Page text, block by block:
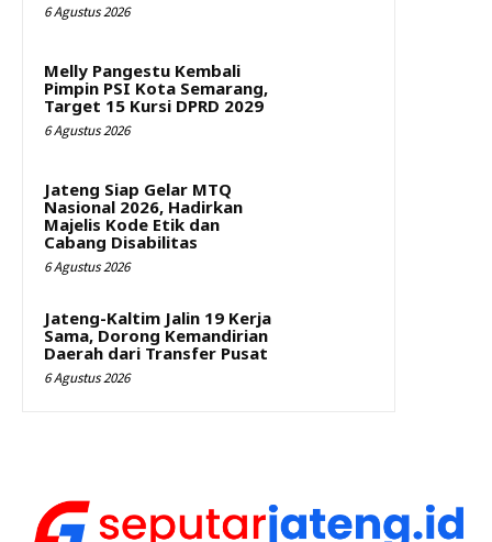
6 Agustus 2026
Melly Pangestu Kembali
Pimpin PSI Kota Semarang,
Target 15 Kursi DPRD 2029
6 Agustus 2026
Jateng Siap Gelar MTQ
Nasional 2026, Hadirkan
Majelis Kode Etik dan
Cabang Disabilitas
6 Agustus 2026
Jateng-Kaltim Jalin 19 Kerja
Sama, Dorong Kemandirian
Daerah dari Transfer Pusat
6 Agustus 2026